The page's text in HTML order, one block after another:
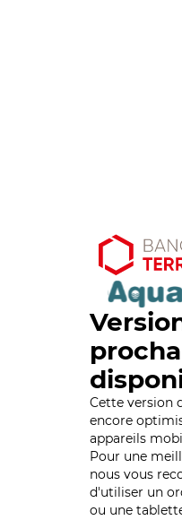
Cette version
encore
appareils
Pour une
nous vous
d'utiliser un
ou une